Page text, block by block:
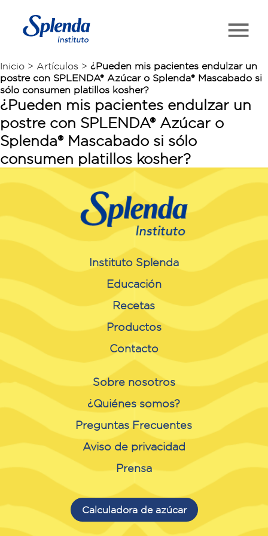
Inicio > Artículos > ¿Pueden mis pacientes endulzar un
postre con SPLENDA® Azúcar o Splenda® Mascabado si
sólo consumen platillos kosher?
¿Pueden mis pacientes endulzar un
postre con SPLENDA® Azúcar o
Splenda® Mascabado si sólo
consumen platillos kosher?
Instituto Splenda
Educación
Recetas
Productos
Contacto
Sobre nosotros
¿Quiénes somos?
Preguntas Frecuentes
Aviso de privacidad
Prensa
Calculadora de azúcar